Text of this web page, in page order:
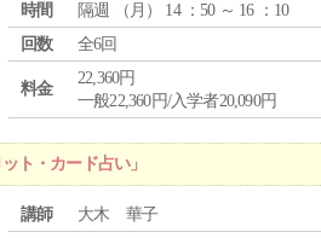
時間
隔週 （ 月 ） 14 ：50 ～ 16 ：10
回数
全6回
料金
22,360円
一般22,360円/入学者20,090円
ト・カード占い」
講師 大木 華子